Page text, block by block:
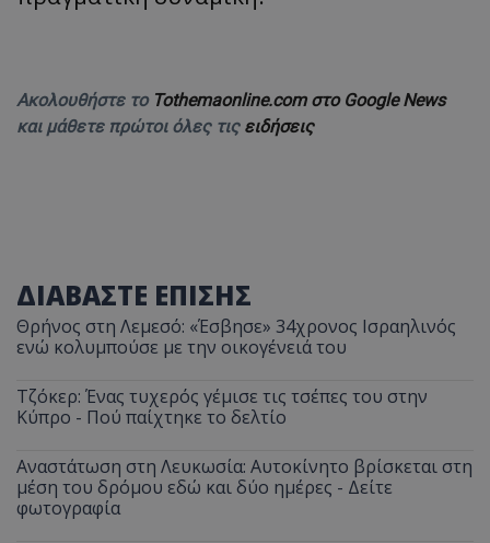
Ακολουθήστε το Tothemaonline.com στο Google News
και μάθετε πρώτοι όλες τις ειδήσεις
ΔΙΑΒΑΣΤΕ ΕΠΙΣΗΣ
Θρήνος στη Λεμεσό: «Έσβησε» 34χρονος Ισραηλινός
ενώ κολυμπούσε με την οικογένειά του
Τζόκερ: Ένας τυχερός γέμισε τις τσέπες του στην
Κύπρο - Πού παίχτηκε το δελτίο
Αναστάτωση στη Λευκωσία: Αυτοκίνητο βρίσκεται στη
μέση του δρόμου εδώ και δύο ημέρες - Δείτε
φωτογραφία